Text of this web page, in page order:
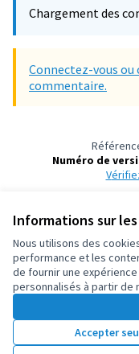
Informations sur
Nous utilisons des
performance et les
de fournir une
personnalisés à partir de
Accepter
Chargement des
Connectez-vous
commentaire.
Numéro de
Conditions d'utilisation
Paramètres des cookies
OIDP sur X
(Lien externe)
OIDP sur Facebook
(Lien externe)
OIDP sur
(Lien externe)
Français
Choose language